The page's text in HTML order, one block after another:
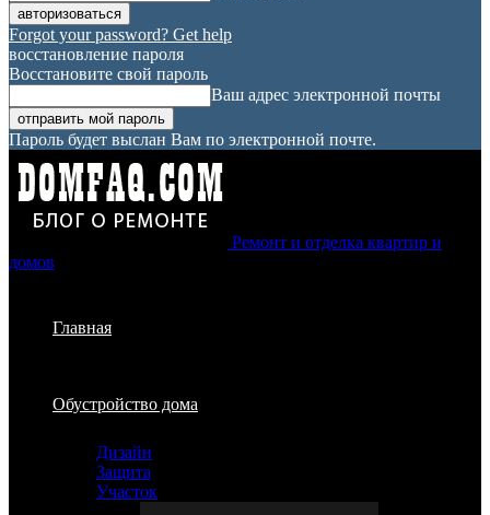
Forgot your password? Get help
восстановление пароля
Восстановите свой пароль
Ваш адрес электронной почты
Пароль будет выслан Вам по электронной почте.
Ремонт и отделка квартир и
домов
Главная
Обустройство дома
Дизайн
Защита
Участок